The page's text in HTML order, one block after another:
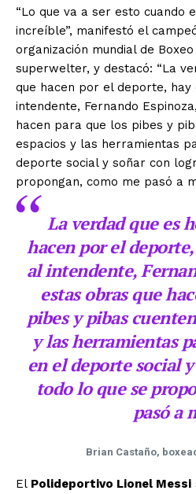
“Lo que va a ser esto cuando
increíble”, manifestó el
organización mundial de
superwelter, y destacó: “La
que hacen por el deporte,
intendente, Fernando
hacen para que los pibes y
espacios y las herramientas
deporte social y soñar con
propongan, como me pasó a
La verdad que es
hacen por el
al intendente,
estas obras que
pibes y pibas
y las herramientas
en el deporte social
todo lo que se
pasó a
Brian Castaño,
El Polideportivo Lionel Messi